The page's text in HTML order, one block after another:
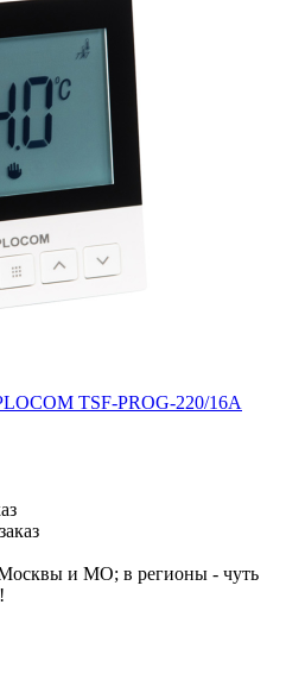
TSF-PROG-220/16A
и МО; в регионы - чуть